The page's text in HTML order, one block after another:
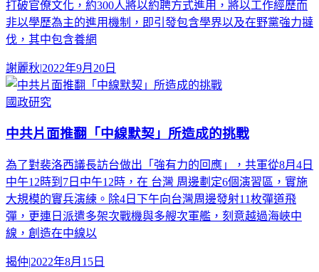
打破官僚文化，約300人將以約聘方式進用，將以工作經歷而
非以學歷為主的進用機制，即引發包含學界以及在野黨強力撻
伐，其中包含養網
謝麗秋|2022年9月20日
國政研究
中共片面推翻「中線默契」所造成的挑戰
為了對裴洛西議長訪台做出「強有力的回應」，共軍從8月4日
中午12時到7日中午12時，在 台灣 周邊劃定6個演習區，實施
大規模的實兵演練。除4日下午向台灣周邊發射11枚彈道飛
彈，更連日派遣多架次戰機與多艘次軍艦，刻意越過海峽中
線，創造在中線以
揭仲|2022年8月15日